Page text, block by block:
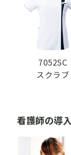
7052SC
スクラブ
看護師の導